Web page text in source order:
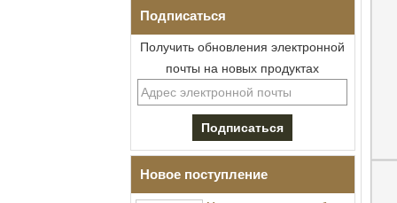
Подписаться
Получить обновления электронной
почты на новых продуктах
Новое поступление
Мужское кованое граненое
кольцо из карбида
вольфрама, обручальное
кольцо с удобной посадкой
и геометрической
текстурой, 8 мм для мужчин
Мужское кольцо из карбида